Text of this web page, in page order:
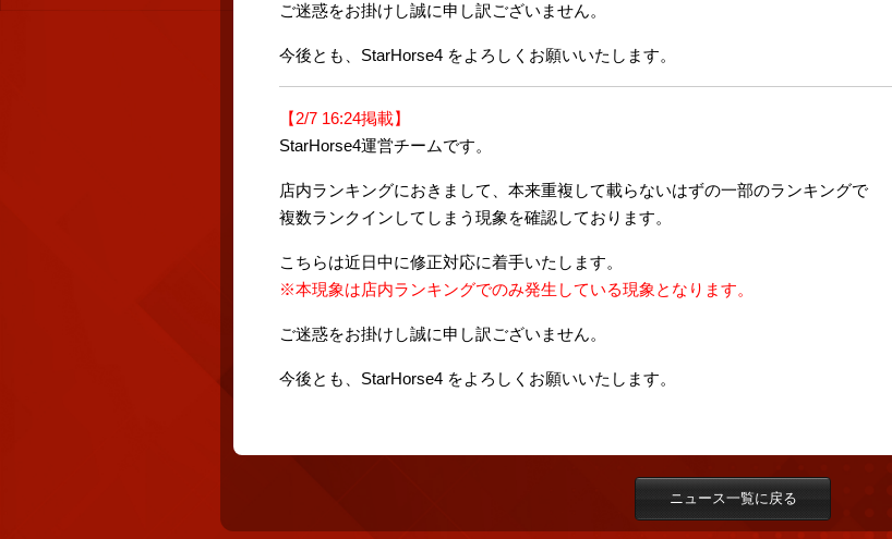
ご迷惑をお掛けし誠に申し訳ございません。
今後とも、StarHorse4 をよろしくお願いいたします。
【2/7 16:24掲載】
StarHorse4運営チームです。
店内ランキングにおきまして、本来重複して載らないはずの一部のランキングで
複数ランクインしてしまう現象を確認しております。
こちらは近日中に修正対応に着手いたします。
※本現象は店内ランキングでのみ発生している現象となります。
ご迷惑をお掛けし誠に申し訳ございません。
今後とも、StarHorse4 をよろしくお願いいたします。
ニュース一覧に戻る